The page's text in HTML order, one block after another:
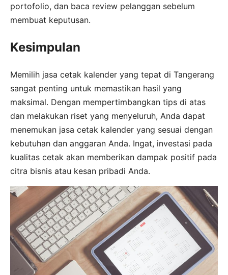
portofolio, dan baca review pelanggan sebelum
membuat keputusan.
Kesimpulan
Memilih jasa cetak kalender yang tepat di Tangerang
sangat penting untuk memastikan hasil yang
maksimal. Dengan mempertimbangkan tips di atas
dan melakukan riset yang menyeluruh, Anda dapat
menemukan jasa cetak kalender yang sesuai dengan
kebutuhan dan anggaran Anda. Ingat, investasi pada
kualitas cetak akan memberikan dampak positif pada
citra bisnis atau kesan pribadi Anda.